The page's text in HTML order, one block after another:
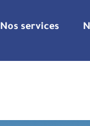
Nos services